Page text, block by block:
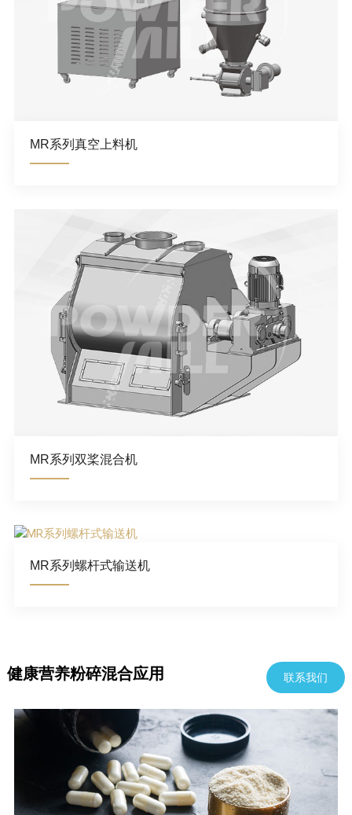
MR系列真空上料机
MR系列双桨混合机
MR系列螺杆式输送机
健康营养粉碎混合应用 联系我们